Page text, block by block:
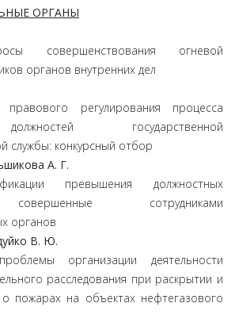
ОРГАНЫ
совершенствования огневой
органов внутренних дел
регулирования процесса
государственной
службы: конкурсный отбор
А. Г.
превышения должностных
сотрудниками
органов
В. Ю.
организации деятельности
расследования при раскрытии и
о пожарах на объектах нефтегазового